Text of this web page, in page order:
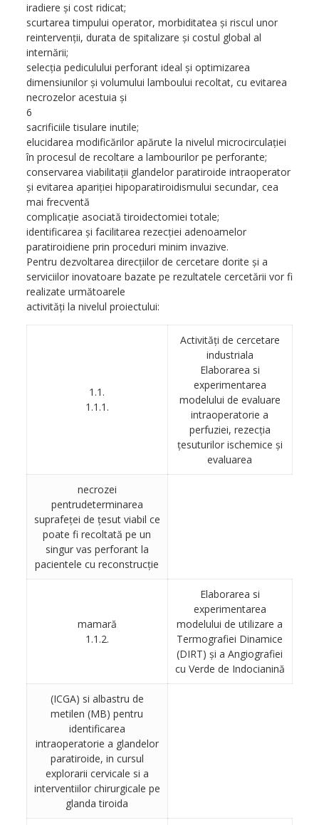
iradiere şi cost ridicat;
scurtarea timpului operator, morbiditatea şi riscul unor
reintervenţii, durata de spitalizare şi costul global al
internării;
selecţia pediculului perforant ideal şi optimizarea
dimensiunilor şi volumului lamboului recoltat, cu evitarea
necrozelor acestuia şi
6
sacrificiile tisulare inutile;
elucidarea modificărilor apărute la nivelul microcirculaţiei
în procesul de recoltare a lambourilor pe perforante;
conservarea viabilitaţii glandelor paratiroide intraoperator
şi evitarea apariţiei hipoparatiroidismului secundar, cea
mai frecventă
complicaţie asociată tiroidectomiei totale;
identificarea şi facilitarea rezecţiei adenoamelor
paratiroidiene prin proceduri minim invazive.
Pentru dezvoltarea direcţiilor de cercetare dorite şi a
serviciilor inovatoare bazate pe rezultatele cercetării vor fi
realizate următoarele
activităţi la nivelul proiectului:
1.1.
1.1.1.
Activităţi de cercetare
industriala
Elaborarea si
experimentarea
modelului de evaluare
intraoperatorie a
perfuziei, rezecţia
ţesuturilor ischemice şi
evaluarea
necrozei
pentrudeterminarea
suprafeţei de ţesut viabil ce
poate fi recoltată pe un
singur vas perforant la
pacientele cu reconstrucţie
mamară
1.1.2.
Elaborarea si
experimentarea
modelului de utilizare a
Termografiei Dinamice
(DIRT) şi a Angiografiei
cu Verde de Indocianină
(ICGA) si albastru de
metilen (MB) pentru
identificarea
intraoperatorie a glandelor
paratiroide, in cursul
explorarii cervicale si a
interventiilor chirurgicale pe
glanda tiroida